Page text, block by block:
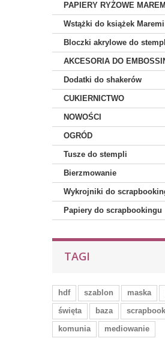
PAPIERY RYŻOWE MAREMI
Wstążki do książek Maremi
Bloczki akrylowe do
AKCESORIA DO
Dodatki do shakerów
CUKIERNICTWO
NOWOŚCI
OGRÓD
Tusze do stempli
Bierzmowanie
Wykrojniki do
Papiery do scrapbookingu
TAGI
hdf szablon maska
święta
baza
komunia
mediowanie